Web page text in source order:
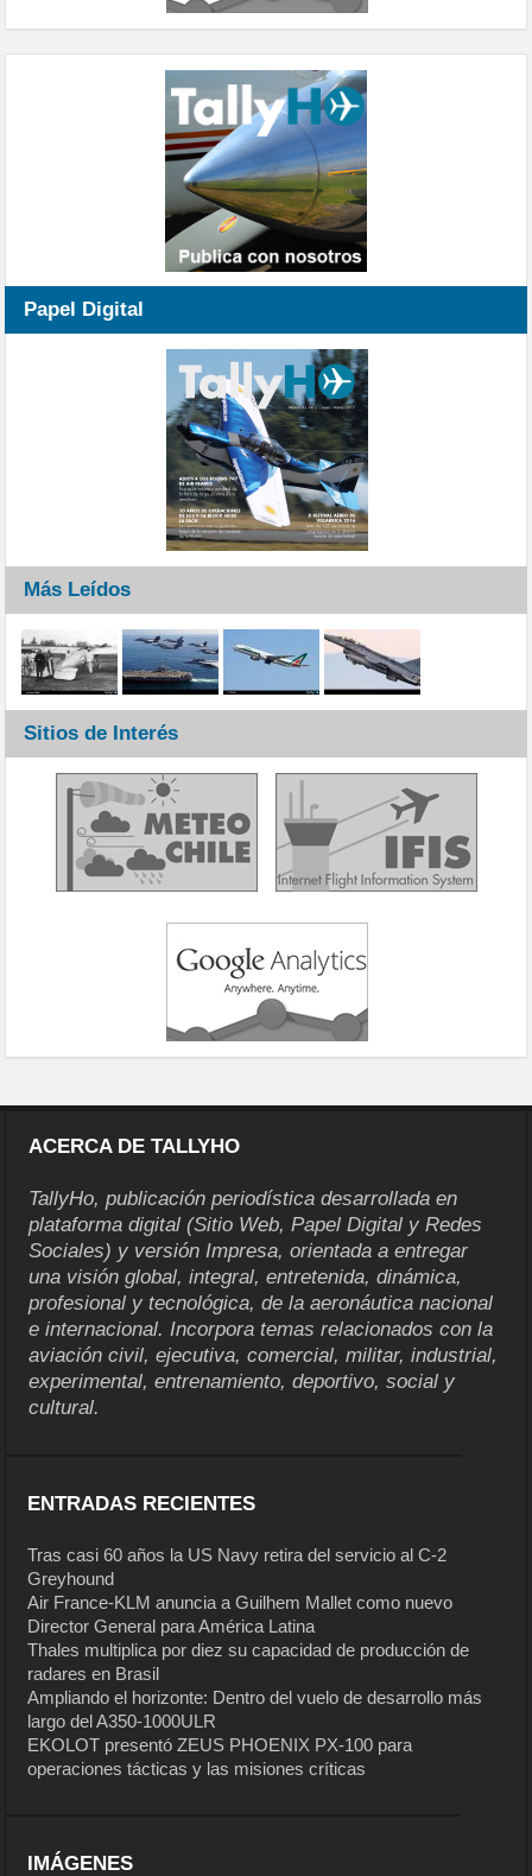
Papel Digital
Más Leídos
Sitios de Interés
ACERCA DE TALLYHO
TallyHo, publicación periodística desarrollada en
plataforma digital (Sitio Web, Papel Digital y Redes
Sociales) y versión Impresa, orientada a entregar
una visión global, integral, entretenida, dinámica,
profesional y tecnológica, de la aeronáutica nacional
e internacional. Incorpora temas relacionados con la
aviación civil, ejecutiva, comercial, militar, industrial,
experimental, entrenamiento, deportivo, social y
cultural.
ENTRADAS RECIENTES
Tras casi 60 años la US Navy retira del servicio al C-2
Greyhound
Air France-KLM anuncia a Guilhem Mallet como nuevo
Director General para América Latina
Thales multiplica por diez su capacidad de producción de
radares en Brasil
Ampliando el horizonte: Dentro del vuelo de desarrollo más
largo del A350-1000ULR
EKOLOT presentó ZEUS PHOENIX PX-100 para
operaciones tácticas y las misiones críticas
IMÁGENES